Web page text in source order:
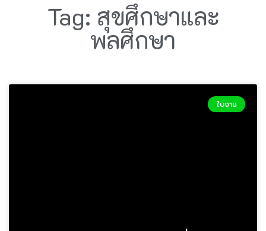
Tag: สุขศึกษาและ
พลศึกษา
ใบงาน